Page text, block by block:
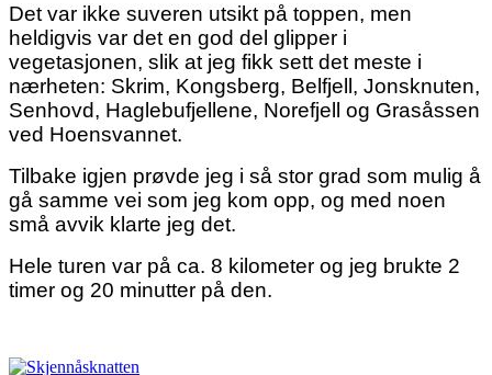
Det var ikke suveren utsikt på toppen, men
heldigvis var det en god del glipper i
vegetasjonen, slik at jeg fikk sett det meste i
nærheten: Skrim, Kongsberg, Belfjell, Jonsknuten,
Senhovd, Haglebufjellene, Norefjell og Grasåssen
ved Hoensvannet.
Tilbake igjen prøvde jeg i så stor grad som mulig å
gå samme vei som jeg kom opp, og med noen
små avvik klarte jeg det.
Hele turen var på ca. 8 kilometer og jeg brukte 2
timer og 20 minutter på den.